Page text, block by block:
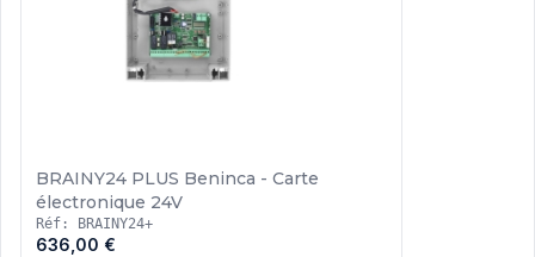
BRAINY24 PLUS Beninca - Carte
électronique 24V
Réf: BRAINY24+
636,00 €